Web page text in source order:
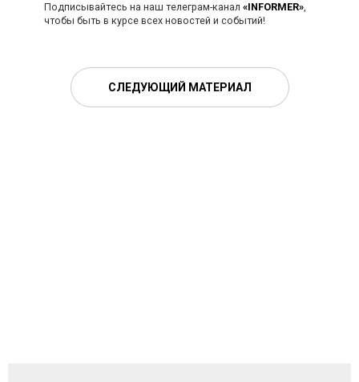
Подписывайтесь на наш телеграм-канал «INFORMER»,
чтобы быть в курсе всех новостей и событий!
СЛЕДУЮЩИЙ МАТЕРИАЛ